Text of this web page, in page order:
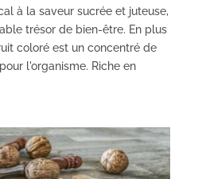
à la saveur sucrée et juteuse,
trésor de bien-être. En plus
coloré est un concentré de
l'organisme. Riche en